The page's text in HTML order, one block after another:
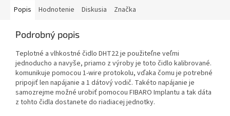
Popis Hodnotenie Diskusia Značka
Podrobný popis
Teplotné a vlhkostné čidlo DHT22 je použiteľne veľmi
jednoducho a navyše, priamo z výroby je toto čidlo kalibrované.
komunikuje pomocou 1-wire protokolu, vďaka čomu je potrebné
pripojiť len napájanie a 1 dátový vodič. Takéto napájanie je
samozrejme možné urobiť pomocou FIBARO Implantu a tak dáta
z tohto čidla dostanete do riadiacej jednotky.